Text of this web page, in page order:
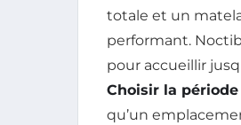
totale et un
performant.
pour accueillir
Choisir la
qu’un